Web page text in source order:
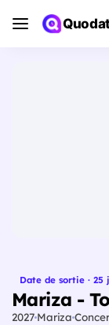
Date de sortie · 25
Mariza -
2027Mariza